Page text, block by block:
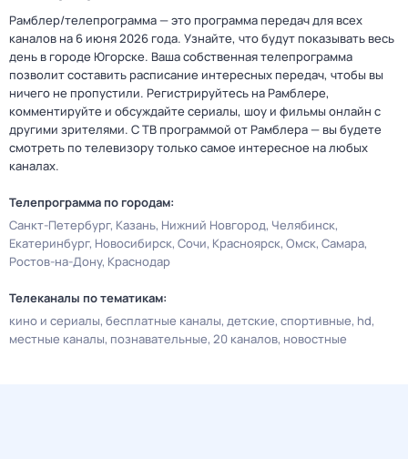
Рамблер/телепрограмма — это программа передач для всех
каналов на 6 июня 2026 года. Узнайте, что будут показывать весь
день в городе Югорске. Ваша собственная телепрограмма
позволит составить расписание интересных передач, чтобы вы
ничего не пропустили. Регистрируйтесь на Рамблере,
комментируйте и обсуждайте сериалы, шоу и фильмы онлайн с
другими зрителями. С ТВ программой от Рамблера — вы будете
смотреть по телевизору только самое интересное на любых
каналах.
Телепрограмма по городам:
Санкт-Петербург Казань Нижний Новгород Челябинск
Екатеринбург Новосибирск Сочи Красноярск Омск Самара
Ростов-на-Дону Краснодар
Телеканалы по тематикам:
кино и сериалы бесплатные каналы детские спортивные hd
местные каналы познавательные 20 каналов новостные